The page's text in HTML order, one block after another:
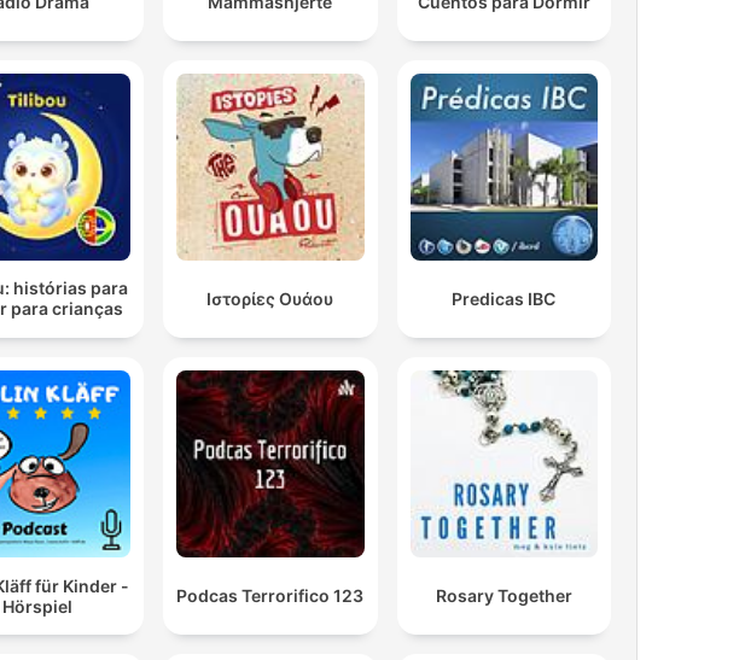
histórias para
para crianças
Ιστορίες Ουάου Predicas IBC
für Kinder -
Hörspiel
Podcas Terrorifico 123 Rosary Together